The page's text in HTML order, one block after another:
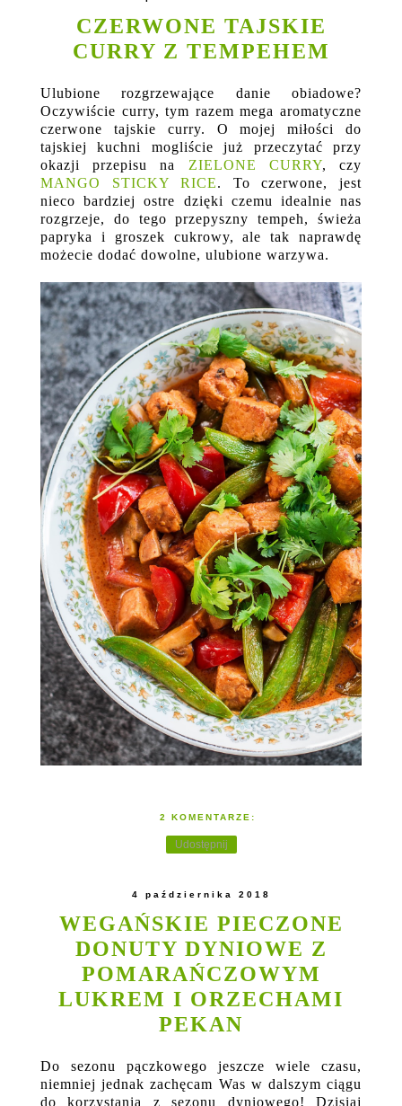
CZERWONE TAJSKIE
CURRY Z TEMPEHEM
Ulubione rozgrzewające danie obiadowe?
Oczywiście curry, tym razem mega aromatyczne
czerwone tajskie curry. O mojej miłości do
tajskiej kuchni mogliście już przeczytać przy
okazji przepisu na ZIELONE CURRY, czy
MANGO STICKY RICE. To czerwone, jest
nieco bardziej ostre dzięki czemu idealnie nas
rozgrzeje, do tego przepyszny tempeh, świeża
papryka i groszek cukrowy, ale tak naprawdę
możecie dodać dowolne, ulubione warzywa.
2 KOMENTARZE:
Udostępnij
4 października 2018
WEGAŃSKIE PIECZONE
DONUTY DYNIOWE Z
POMARAŃCZOWYM
LUKREM I ORZECHAMI
PEKAN
Do sezonu pączkowego jeszcze wiele czasu,
niemniej jednak zachęcam Was w dalszym ciągu
do korzystania z sezonu dyniowego! Dzisiaj